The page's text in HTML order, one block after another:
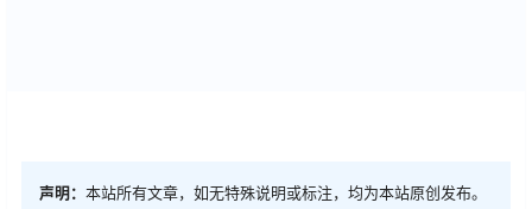
声明： 本站所有文章，如无特殊说明或标注，均为本站原创发布。